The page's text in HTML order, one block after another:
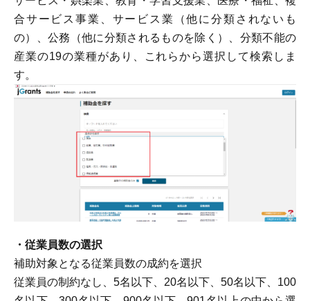
合サービス事業、サービス業（他に分類されないも
の）、公務（他に分類されるものを除く）、分類不能の
産業の19の業種があり、これらから選択して検索しま
す。
・従業員数の選択
補助対象となる従業員数の成約を選択
従業員の制約なし、5名以下、20名以下、50名以下、100